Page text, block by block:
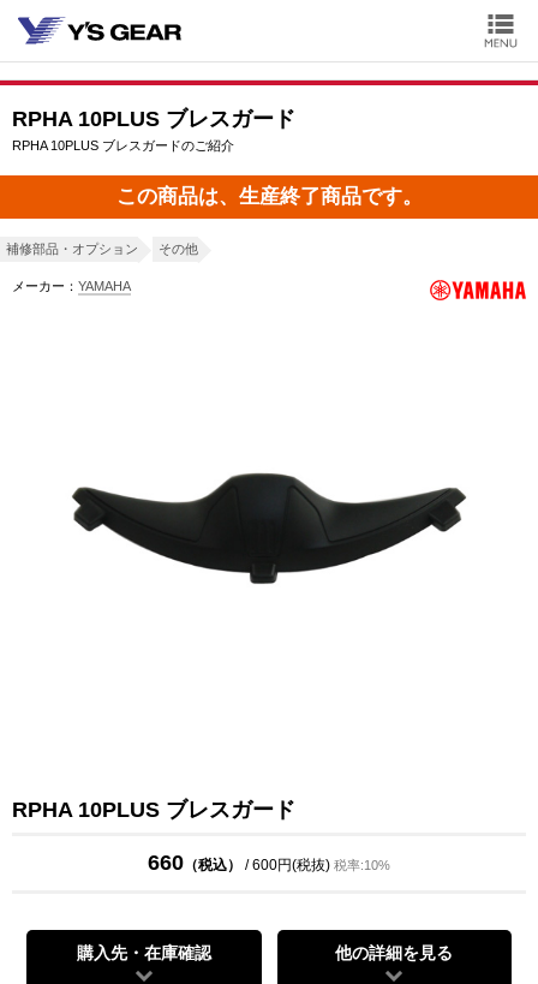
RPHA 10PLUS ブレスガード
RPHA 10PLUS ブレスガードのご紹介
この商品は、生産終了商品です。
補修部品・オプション その他
メーカー： YAMAHA
RPHA 10PLUS ブレスガード
660 （税込） / 600円(税抜) 税率:10%
購入先・在庫確認 他の詳細を見る